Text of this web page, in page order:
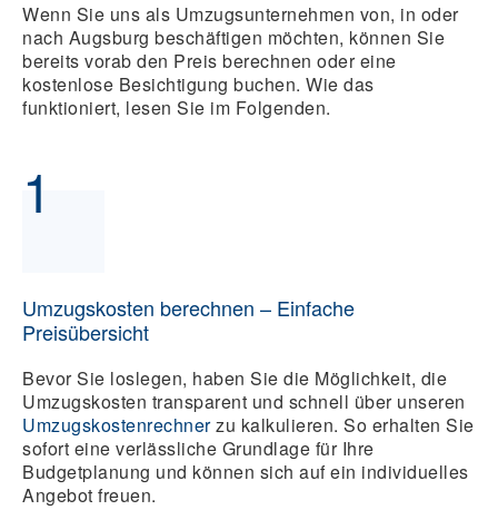
Wenn Sie uns als Umzugsunternehmen von, in oder
nach Augsburg beschäftigen möchten, können Sie
bereits vorab den Preis berechnen oder eine
kostenlose Besichtigung buchen. Wie das
funktioniert, lesen Sie im Folgenden.
1
Umzugskosten berechnen – Einfache
Preisübersicht
Bevor Sie loslegen, haben Sie die Möglichkeit, die
Umzugskosten transparent und schnell über unseren
Umzugskostenrechnerzu kalkulieren. So erhalten Sie
sofort eine verlässliche Grundlage für Ihre
Budgetplanung und können sich auf ein individuelles
Angebot freuen.